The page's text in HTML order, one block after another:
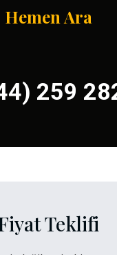
Hemen Ara
259
Teklifi